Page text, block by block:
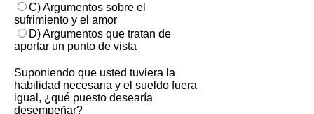
C) Argumentos sobre el
sufrimiento y el amor
D) Argumentos que tratan de
aportar un punto de vista
Suponiendo que usted tuviera la
habilidad necesaria y el sueldo fuera
igual, ¿qué puesto desearía
desempeñar?